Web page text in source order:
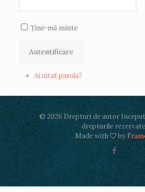
Ține-mă minte
Autentificare
Ai uitat parola?
© 2026 Drepturi de autor
drepturile
Made with
by